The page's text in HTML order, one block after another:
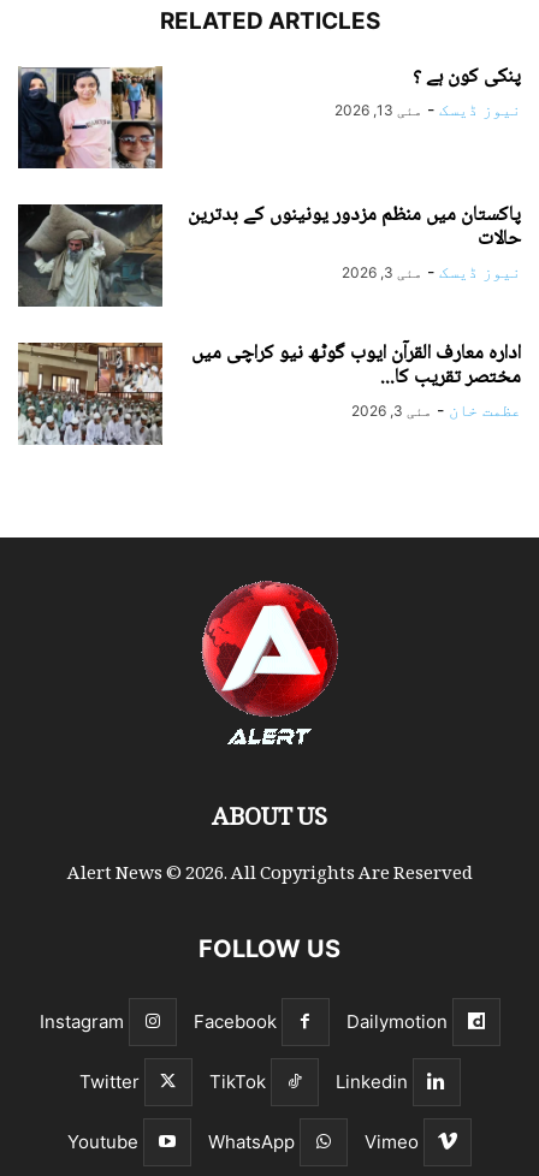
RELATED ARTICLES
پنکی کون ہے ؟
نیوز ڈیسک - مئی 13, 2026
پاکستان میں منظم مزدور یونینوں کے بدترین
حالات
نیوز ڈیسک - مئی 3, 2026
ادارہ معارف القرآن ایوب گوٹھ نیو کراچی میں
مختصر تقریب کا...
عظمت خان - مئی 3, 2026
ABOUT US
Alert News © 2026. All Copyrights Are Reserved
FOLLOW US
Dailymotion
Facebook
Instagram
Linkedin
TikTok
Twitter
Vimeo
WhatsApp
Youtube